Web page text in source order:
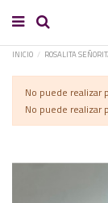
INICIO ROSALITA
No puede realizar
No puede realizar